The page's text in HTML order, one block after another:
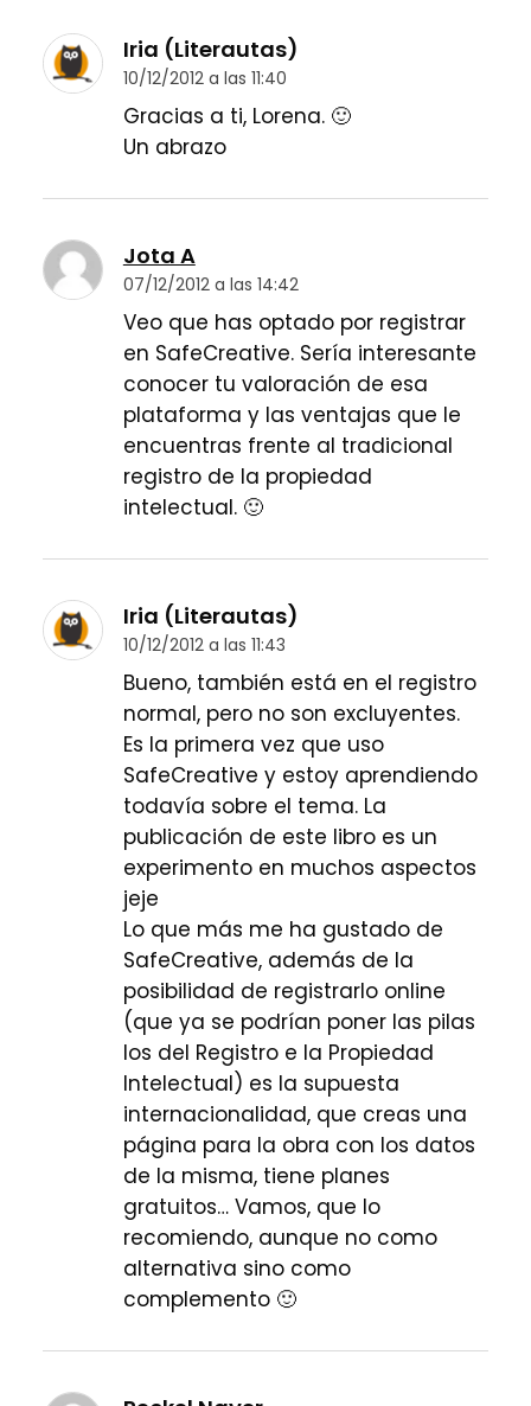
Iria (Literautas)
10/12/2012 a las 11:40
Gracias a ti, Lorena. 🙂
Un abrazo
Jota A
07/12/2012 a las 14:42
Veo que has optado por registrar
en SafeCreative. Sería interesante
conocer tu valoración de esa
plataforma y las ventajas que le
encuentras frente al tradicional
registro de la propiedad
intelectual. 🙂
Iria (Literautas)
10/12/2012 a las 11:43
Bueno, también está en el registro
normal, pero no son excluyentes.
Es la primera vez que uso
SafeCreative y estoy aprendiendo
todavía sobre el tema. La
publicación de este libro es un
experimento en muchos aspectos
jeje
Lo que más me ha gustado de
SafeCreative, además de la
posibilidad de registrarlo online
(que ya se podrían poner las pilas
los del Registro e la Propiedad
Intelectual) es la supuesta
internacionalidad, que creas una
página para la obra con los datos
de la misma, tiene planes
gratuitos… Vamos, que lo
recomiendo, aunque no como
alternativa sino como
complemento 🙂